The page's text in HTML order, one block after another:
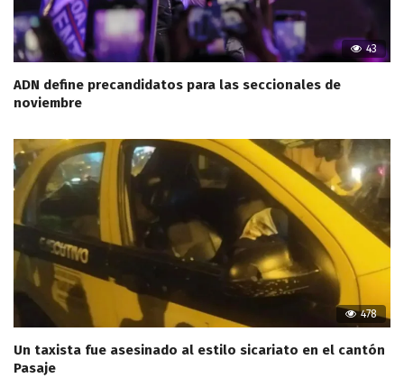
43
ADN define precandidatos para las seccionales de
noviembre
478
Un taxista fue asesinado al estilo sicariato en el cantón
Pasaje